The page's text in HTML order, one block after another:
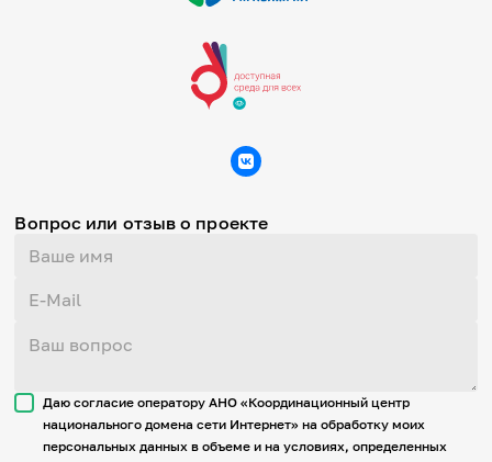
Вопрос или отзыв о проекте
Даю согласие оператору АНО «Координационный центр
национального домена сети Интернет» на обработку моих
персональных данных в объеме и на условиях, определенных